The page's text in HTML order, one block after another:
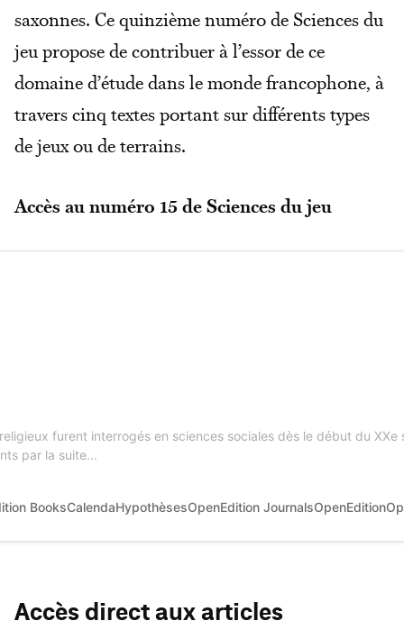
saxonnes. Ce quinzième numéro de Sciences du
jeu propose de contribuer à l’essor de ce
domaine d’étude dans le monde francophone, à
travers cinq textes portant sur différents types
de jeux ou de terrains.
Accès au numéro 15 de Sciences du jeu
furent interrogés en sciences sociales dès le début du
par la suite...
BooksCalendaHypothèsesOpenEdition
Accès direct aux articles